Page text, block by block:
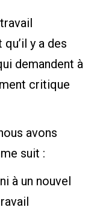
y a des
demandent à
critique
avons
suit :
à un nouvel